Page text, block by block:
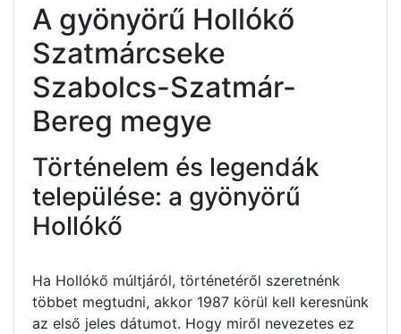
A gyönyörű Hollókő
Szatmárcseke
Szabolcs-Szatmár-
Bereg megye
Történelem és legendák
települése: a gyönyörű
Hollókő
Ha Hollókő múltjáról, történetéről szeretnénk
többet megtudni, akkor 1987 körül kell keresnünk
az első jeles dátumot. Hogy miről nevezetes ez